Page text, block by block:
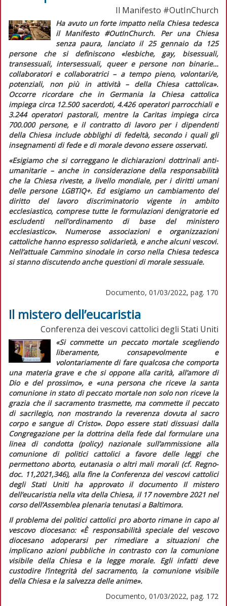
Il Manifesto #OutInChurch
Ha avuto un forte impatto nella Chiesa tedesca
il Manifesto#OutInChurch. Per una Chiesa
senza paura, lanciato il 25 gennaio da 125
persone che si definiscono «lesbiche, gay, bisessuali,
transessuali, intersessuali, queer e persone non binarie…
collaboratori e collaboratrici – a tempo pieno, volontari/e,
potenziali, non più in attività – della Chiesa cattolica».
Occorre ricordare che in Germania la Chiesa cattolica
impiega circa 12.500 sacerdoti, 4.426 operatori parrocchiali e
3.244 operatori pastorali, mentre la Caritas impiega circa
700.000 persone, e il contratto di lavoro per i dipendenti
della Chiesa include obblighi di fedeltà, secondo i quali gli
insegnamenti di fede e di morale devono essere osservati.
«Esigiamo che si correggano le dichiarazioni dottrinali anti-
umanitarie – anche in considerazione della responsabilità
che la Chiesa riveste, a livello mondiale, per i diritti umani
delle persone LGBTIQ+. Ed esigiamo un cambiamento del
diritto del lavoro discriminatorio vigente in ambito
ecclesiastico, comprese tutte le formulazioni denigratorie ed
escludenti nell’ordinamento di base del ministero
ecclesiastico». Numerose associazioni e organizzazioni
cattoliche hanno espresso solidarietà, e anche alcuni vescovi.
Nell’attuale Cammino sinodale in corso nella Chiesa tedesca
si stanno discutendo anche questioni di morale sessuale.
Documento, 01/03/2022, pag. 170
Il mistero dell’eucaristia
Conferenza dei vescovi cattolici degli Stati Uniti
«Si commette un peccato mortale scegliendo
liberamente, consapevolmente e
volontariamente di fare qualcosa che comporta
una materia grave e che si oppone alla carità, all’amore di
Dio e del prossimo», e «una persona che riceve la santa
comunione in stato di peccato mortale non solo non riceve la
grazia che il sacramento trasmette, ma commette il peccato
di sacrilegio, non mostrando la reverenza dovuta al sacro
corpo e sangue di Cristo». Dopo essere stati dissuasi dalla
Congregazione per la dottrina della fede dal formulare una
linea di condotta (policy) nazionale sull’ammissione alla
comunione di politici cattolici a favore delle leggi che
permettono aborto, eutanasia o altri mali morali (cf. Regno-
doc. 11,2021,346), alla fine la Conferenza dei vescovi cattolici
degli Stati Uniti ha approvato il documento Il mistero
dell’eucaristia nella vita della Chiesa, il 17 novembre 2021 nel
corso dell’Assemblea plenaria tenutasi a Baltimora.
Il problema dei politici cattolici pro aborto rimane in capo al
vescovo diocesano: «È responsabilità speciale del vescovo
diocesano adoperarsi per rimediare a situazioni che
implicano azioni pubbliche in contrasto con la comunione
visibile della Chiesa e la legge morale. Egli infatti deve
custodire l’integrità del sacramento, la comunione visibile
della Chiesa e la salvezza delle anime».
Documento, 01/03/2022, pag. 172